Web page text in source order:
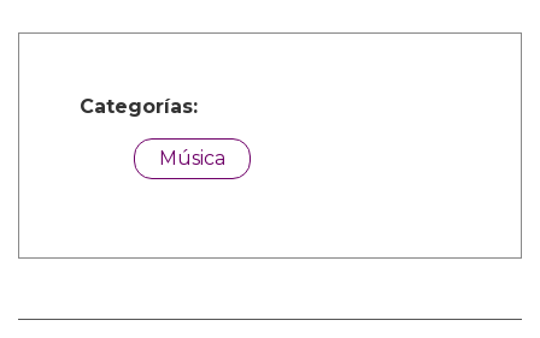
Categorías:
Música